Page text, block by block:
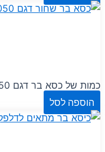
כמות של כסא בר דגם 9050 -שחור
הוספה לסל